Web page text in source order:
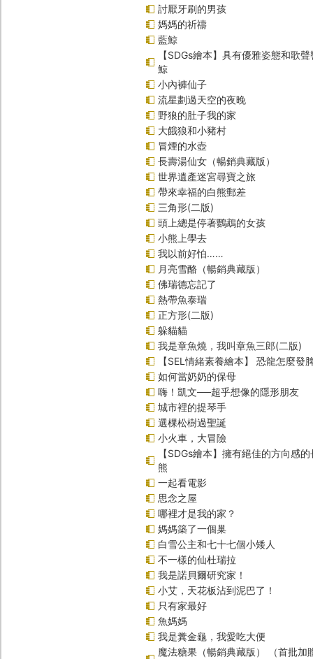
討厭牙刷的男孩
媽媽的祈禱
藍鯨
【SDGs繪本】具有優雅姿態和歌
鯨
小內褲仙子
流星劃過天空的夜晚
野狼的肚子我的家
大餓狼和小豬村
冒煙的水壺
長壽湯仙女（暢銷典藏版）
世界遺產迷宮尋寶之旅
帶來幸福的白熊郵差
三角形(二版)
頭上總是停著鸚鵡的女孩
小熊上學去
我以前好怕……
月亮雪酪（暢銷典藏版）
佛瑞德忘記了
熱帶魚泰瑞
正方形(二版)
躲貓貓
我是章魚燒，我叫章魚三郎(二版)
【SEL情緒素養繪本】 恐龍怎麼發
如何當奶奶的保母
嗨！凱文──超乎想像的隱形朋友
城市裡的提琴手
選棵松樹過聖誕
小火車，大冒險
【SDGs繪本】擁有絕佳的方向感
熊
一起看電影
思念之屋
哪裡才是我的家？
媽媽築了一個巢
白雪公主和七十七個小矮人
不一樣的仙杜瑞拉
我是諾貝爾研究家！
小艾，天花板沾到泥巴了！
只有家最好
魚媽媽
我是糞金龜，我愛吃大便
魔法糖果（暢銷典藏版） （首批加